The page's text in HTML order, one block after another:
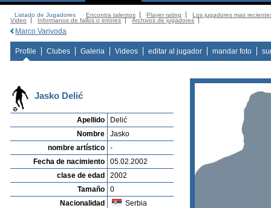
Listado de Jugadores Encontra talentos Player rating
Los jugadores mas
Video
Informanos de fallos o errores Archivos de jugadores
Marco Varivoda
Profile Clubes Galeria Videos editar al jugador mandar foto
Jasko Delić
Apellido
Delić
Nombre
Jasko
nombre artístico
-
Fecha de nacimiento
05.02.2002
clase de edad
2002
Tamaño
0
Nacionalidad
Serbia